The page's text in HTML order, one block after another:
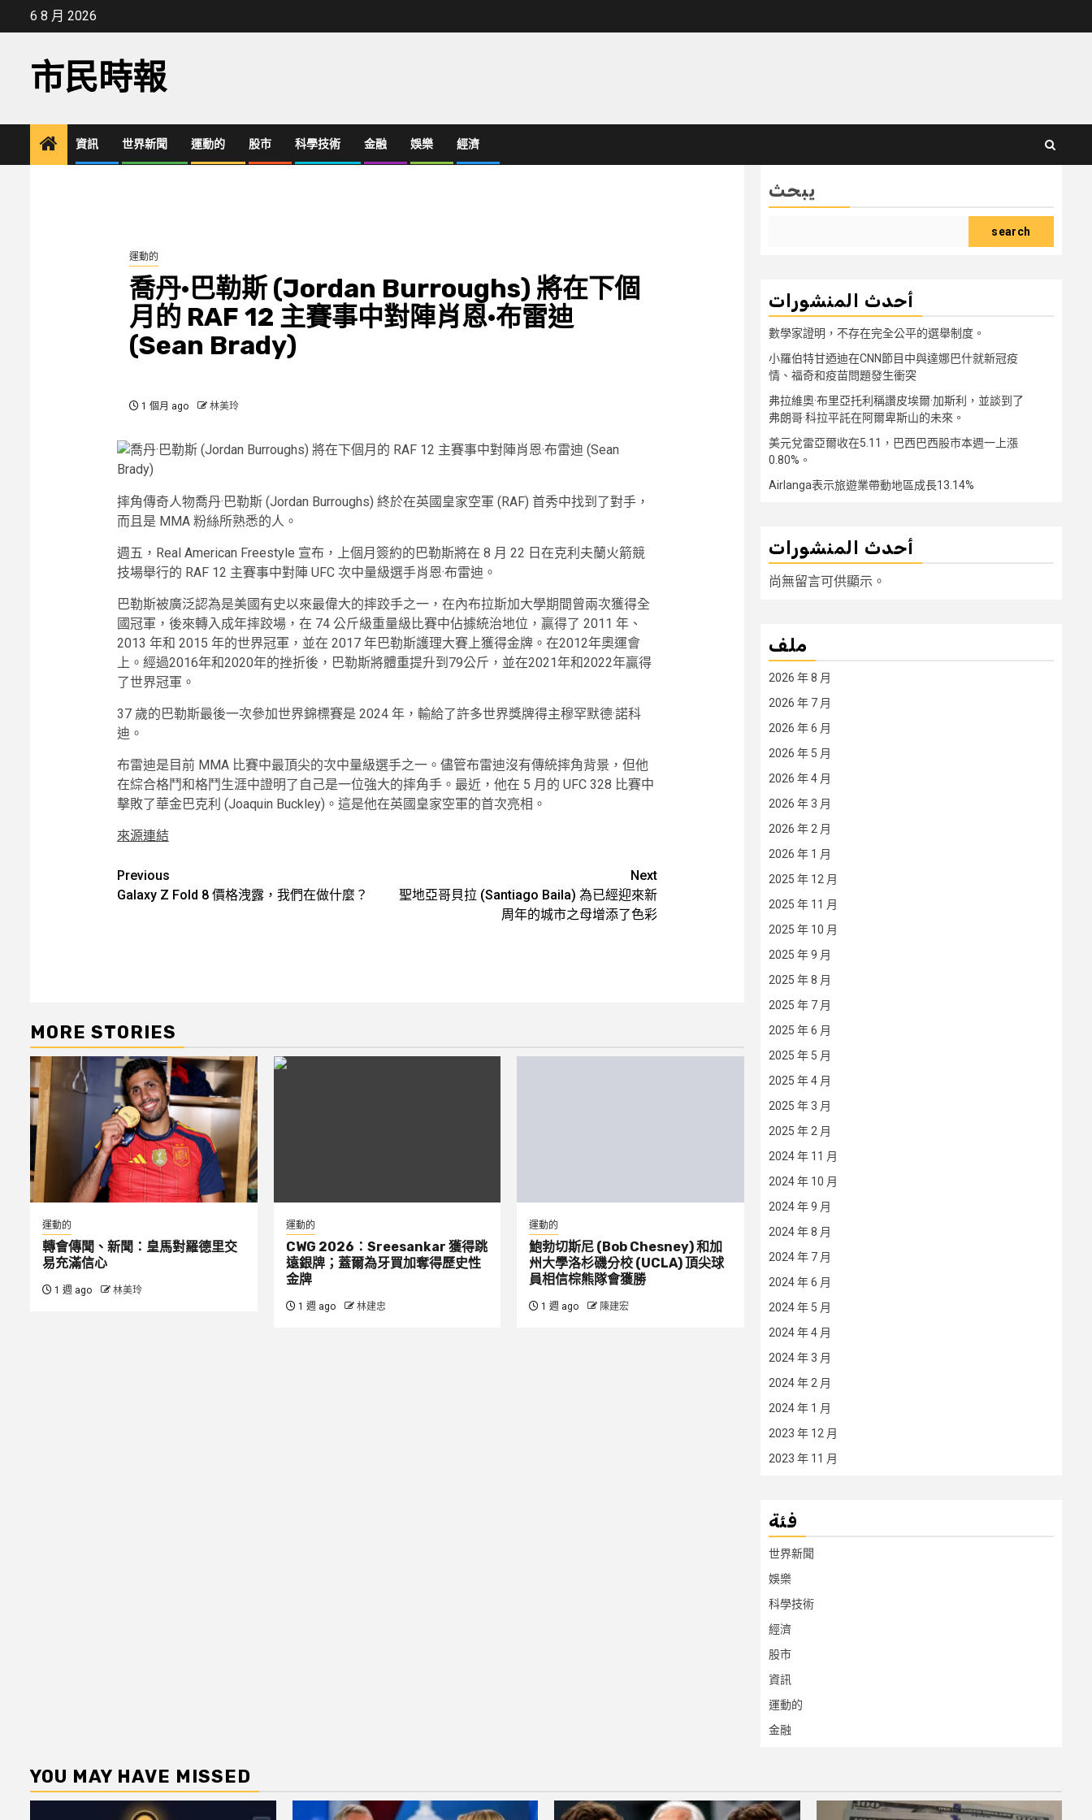
6 8 月 2026
市民時報
資訊 世界新聞 運動的 股市 科學技術 金融 娛樂 經濟
運動的
喬丹·巴勒斯 (Jordan Burroughs) 將在下個
月的 RAF 12 主賽事中對陣肖恩·布雷迪
(Sean Brady)
1 個月 ago 林美玲
摔角傳奇人物喬丹·巴勒斯 (Jordan Burroughs) 終於在英國皇家空軍 (RAF) 首秀中找到了對手，
而且是 MMA 粉絲所熟悉的人。
週五，Real American Freestyle 宣布，上個月簽約的巴勒斯將在 8 月 22 日在克利夫蘭火箭競
技場舉行的 RAF 12 主賽事中對陣 UFC 次中量級選手肖恩·布雷迪。
巴勒斯被廣泛認為是美國有史以來最偉大的摔跤手之一，在內布拉斯加大學期間曾兩次獲得全
國冠軍，後來轉入成年摔跤場，在 74 公斤級重量級比賽中佔據統治地位，贏得了 2011 年、
2013 年和 2015 年的世界冠軍，並在 2017 年巴勒斯護理大賽上獲得金牌。在2012年奧運會
上。經過2016年和2020年的挫折後，巴勒斯將體重提升到79公斤，並在2021年和2022年贏得
了世界冠軍。
37 歲的巴勒斯最後一次參加世界錦標賽是 2024 年，輸給了許多世界獎牌得主穆罕默德·諾科
迪。
布雷迪是目前 MMA 比賽中最頂尖的次中量級選手之一。儘管布雷迪沒有傳統摔角背景，但他
在綜合格鬥和格鬥生涯中證明了自己是一位強大的摔角手。最近，他在 5 月的 UFC 328 比賽中
擊敗了華金巴克利 (Joaquin Buckley)。這是他在英國皇家空軍的首次亮相。
來源連結
Post
navigation
Previous
Galaxy Z Fold 8 價格洩露，我們在做什麼？
Next
聖地亞哥貝拉 (Santiago Baila) 為已經迎來新
周年的城市之母增添了色彩
MORE STORIES
運動的
轉會傳聞、新聞：皇馬對羅德里交
易充滿信心
1 週 ago 林美玲
運動的
CWG 2026：Sreesankar 獲得跳
遠銀牌；蓋爾為牙買加奪得歷史性
金牌
1 週 ago 林建忠
運動的
鮑勃切斯尼 (Bob Chesney) 和加
州大學洛杉磯分校 (UCLA) 頂尖球
員相信棕熊隊會獲勝
1 週 ago 陳建宏
يبحث
search
أحدث المنشورات
數學家證明，不存在完全公平的選舉制度。
小羅伯特甘迺迪在CNN節目中與達娜巴什就新冠疫
情、福奇和疫苗問題發生衝突
弗拉維奧·布里亞托利稱讚皮埃爾·加斯利，並談到了
弗朗哥·科拉平託在阿爾卑斯山的未來。
美元兌雷亞爾收在5.11，巴西巴西股市本週一上漲
0.80%。
Airlanga表示旅遊業帶動地區成長13.14%
أحدث المنشورات
尚無留言可供顯示。
ملف
2026 年 8 月
2026 年 7 月
2026 年 6 月
2026 年 5 月
2026 年 4 月
2026 年 3 月
2026 年 2 月
2026 年 1 月
2025 年 12 月
2025 年 11 月
2025 年 10 月
2025 年 9 月
2025 年 8 月
2025 年 7 月
2025 年 6 月
2025 年 5 月
2025 年 4 月
2025 年 3 月
2025 年 2 月
2024 年 11 月
2024 年 10 月
2024 年 9 月
2024 年 8 月
2024 年 7 月
2024 年 6 月
2024 年 5 月
2024 年 4 月
2024 年 3 月
2024 年 2 月
2024 年 1 月
2023 年 12 月
2023 年 11 月
فئة
世界新聞
娛樂
科學技術
經濟
股市
資訊
運動的
金融
YOU MAY HAVE MISSED